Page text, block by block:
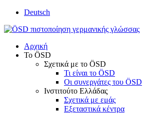
Deutsch
Αρχική
Το ÖSD
Σχετικά με το ÖSD
Τι είναι το ÖSD
Οι συνεργάτες του ÖSD
Ινστιτούτο Ελλάδας
Σχετικά με εμάς
Εξεταστικά κέντρα